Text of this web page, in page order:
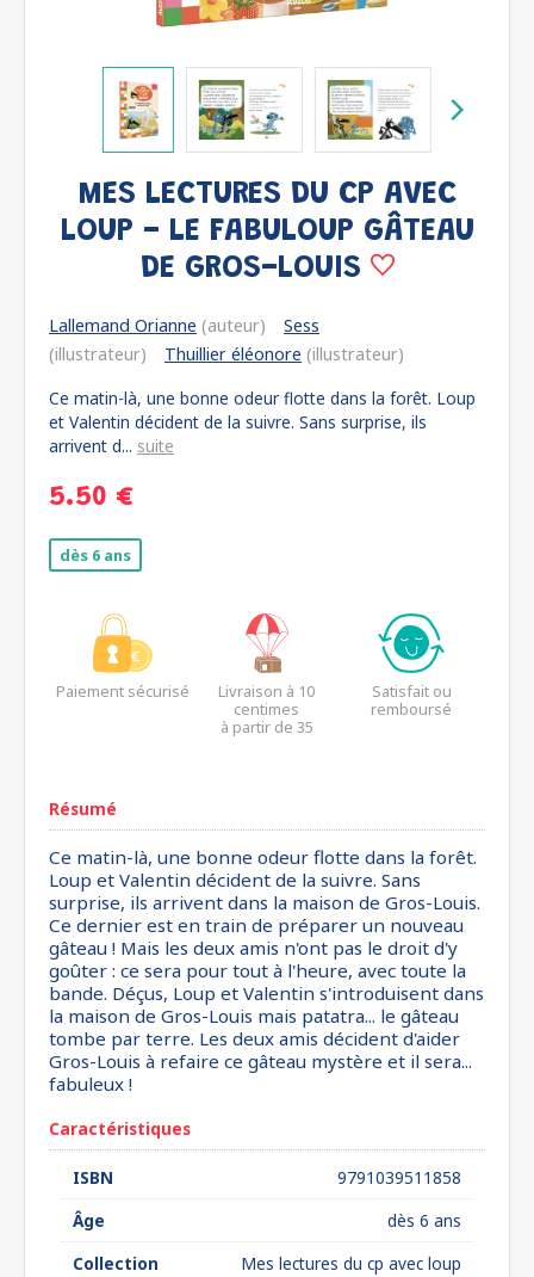
MES LECTURES DU CP AVEC
LOUP - LE FABULOUP GÂTEAU
DE GROS-LOUIS
Lallemand Orianne (auteur)
Sess
(illustrateur)
Thuillier éléonore (illustrateur)
Ce matin-là, une bonne odeur flotte dans la forêt. Loup
et Valentin décident de la suivre. Sans surprise, ils
arrivent d... suite
5.50 €
dès 6 ans
Paiement sécurisé
Livraison à 10
centimes
à partir de 35
Satisfait ou
remboursé
Résumé
Ce matin-là, une bonne odeur flotte dans la forêt.
Loup et Valentin décident de la suivre. Sans
surprise, ils arrivent dans la maison de Gros-Louis.
Ce dernier est en train de préparer un nouveau
gâteau ! Mais les deux amis n'ont pas le droit d'y
goûter : ce sera pour tout à l'heure, avec toute la
bande. Déçus, Loup et Valentin s'introduisent dans
la maison de Gros-Louis mais patatra... le gâteau
tombe par terre. Les deux amis décident d'aider
Gros-Louis à refaire ce gâteau mystère et il sera...
fabuleux !
Caractéristiques
ISBN
9791039511858
Âge
dès 6 ans
Collection
Mes lectures du cp avec loup